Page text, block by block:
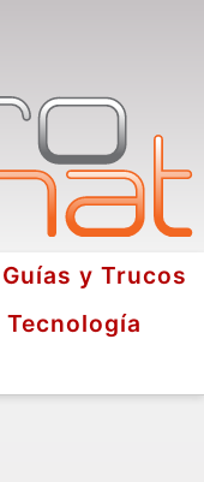
Guías y Trucos
Tecnología